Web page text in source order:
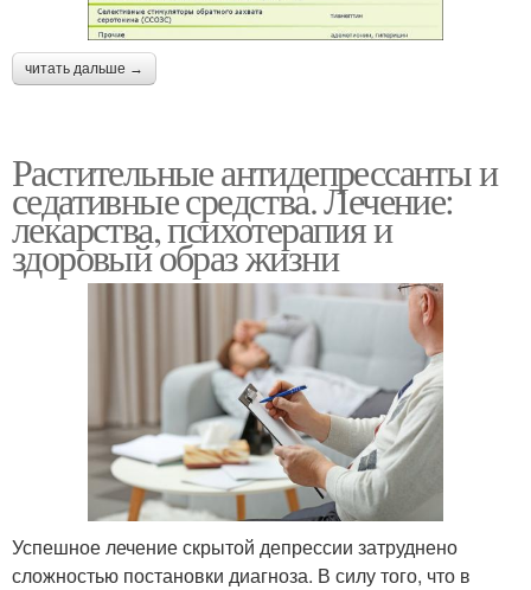
читать дальше →
Растительные антидепрессанты и
седативные средства. Лечение:
лекарства, психотерапия и
здоровый образ жизни
Успешное лечение скрытой депрессии затруднено
сложностью постановки диагноза. В силу того, что в